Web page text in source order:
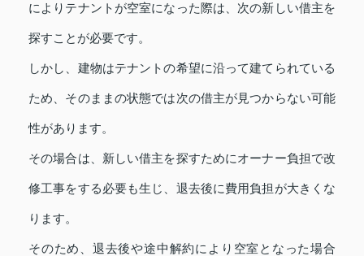
によりテナントが空室になった際は、次の新しい借主を
探すことが必要です。
しかし、建物はテナントの希望に沿って建てられている
ため、そのままの状態では次の借主が見つからない可能
性があります。
その場合は、新しい借主を探すためにオーナー負担で改
修工事をする必要も生じ、退去後に費用負担が大きくな
ります。
そのため、退去後や途中解約により空室となった場合